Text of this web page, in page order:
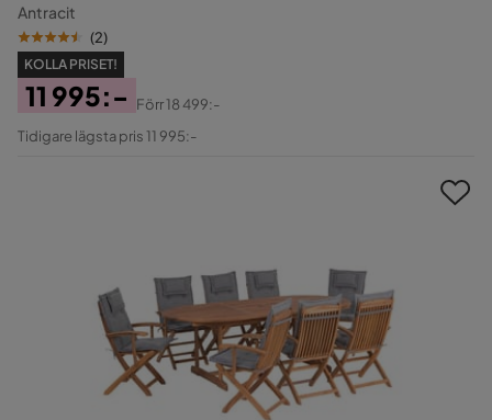
Antracit
(2)
KOLLA PRISET!
Pris
11 995:-
Original
Förr18 499:-
Tidigare lägsta pris 11 995:-